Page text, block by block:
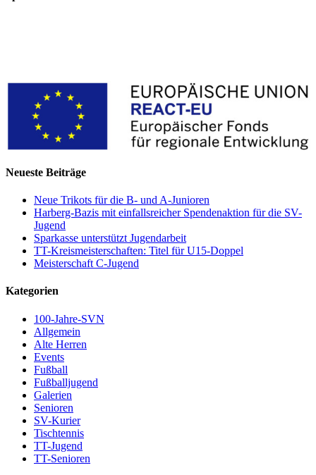
Neueste Beiträge
Neue Trikots für die B- und A-Junioren
Harberg-Bazis mit einfallsreicher Spendenaktion für die SV-
Jugend
Sparkasse unterstützt Jugendarbeit
TT-Kreismeisterschaften: Titel für U15-Doppel
Meisterschaft C-Jugend
Kategorien
100-Jahre-SVN
Allgemein
Alte Herren
Events
Fußball
Fußballjugend
Galerien
Senioren
SV-Kurier
Tischtennis
TT-Jugend
TT-Senioren